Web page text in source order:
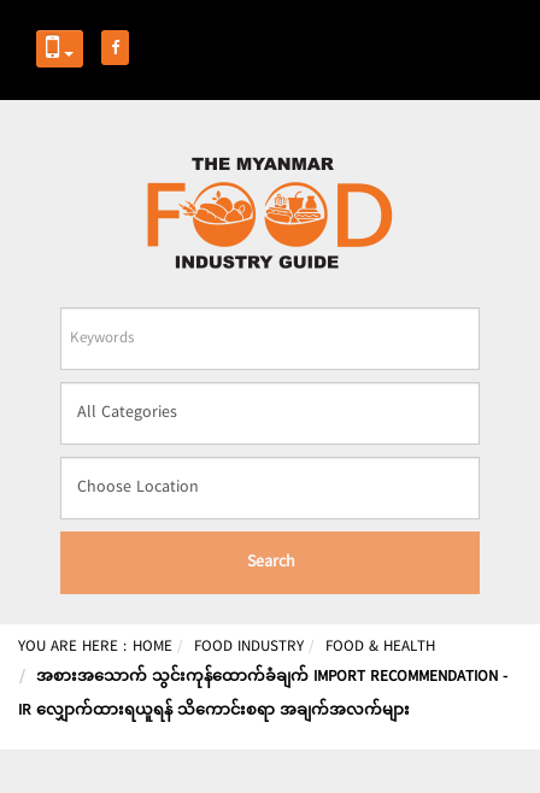
Business
Name
Search
YOU ARE HERE : HOME FOOD INDUSTRY
FOOD & HEALTH
အစားအသောက် သွင်းကုန်ထောက်ခံချက် IMPORT RECOMMENDATION -
IR လျှောက်ထားရယူရန် သိကောင်းစရာ အချက်အလက်များ